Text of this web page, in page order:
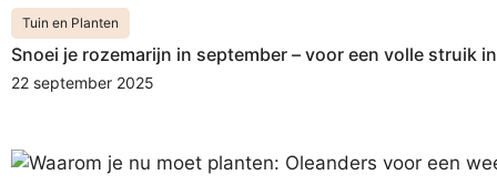
Tuin en Planten
Snoei je rozemarijn in september – voor een volle struik
22 september 2025